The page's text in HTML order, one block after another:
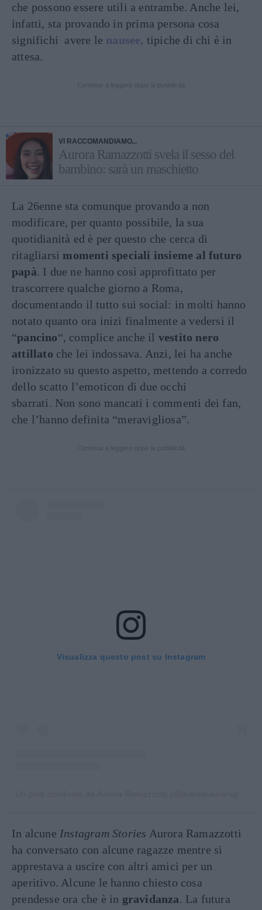
che possono essere utili a entrambe. Anche lei,
infatti, sta provando in prima persona cosa
significhi avere le nausee, tipiche di chi è in
attesa.
VI RACCOMANDIAMO...
Aurora Ramazzotti svela il sesso del
bambino: sarà un maschietto
La 26enne sta comunque provando a non
modificare, per quanto possibile, la sua
quotidianità ed è per questo che cerca di
ritagliarsi momenti speciali insieme al futuro
papà. I due ne hanno così approfittato per
trascorrere qualche giorno a Roma,
documentando il tutto sui social: in molti hanno
notato quanto ora inizi finalmente a vedersi il
“pancino“, complice anche il vestito nero
attillato che lei indossava. Anzi, lei ha anche
ironizzato su questo aspetto, mettendo a corredo
dello scatto l’emoticon di due occhi
sbarrati. Non sono mancati i commenti dei fan,
che l’hanno definita “meravigliosa”.
Visualizza questo post su Instagram
In alcune Instagram Stories Aurora Ramazzotti
ha conversato con alcune ragazze mentre si
apprestava a uscire con altri amici per un
aperitivo. Alcune le hanno chiesto cosa
prendesse ora che è in gravidanza. La futura